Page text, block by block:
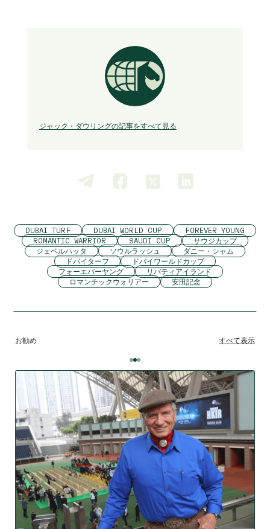
ジャック・ダウリングの記事をすべて見る
DUBAI TURF DUBAI WORLD CUP
FOREVER YOUNG
ROMANTIC WARRIOR
SAUDI CUP
サウジカップ
ジェベルハッタ
ソウルラッシュ
ダニー・シャム
ドバイターフ
ドバイワールドカップ
フォーエバーヤング
リバティアイランド
ロマンチックウォリアー
安田記念
お勧め すべて表示